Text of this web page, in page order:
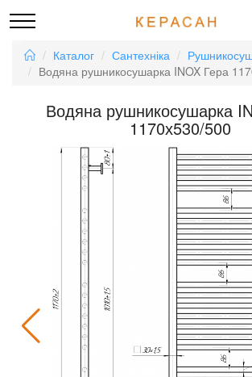
Каталог Сантехніка
Водяна рушникосушарка INOX Гера
Водяна рушникосушарка
1170х530/500